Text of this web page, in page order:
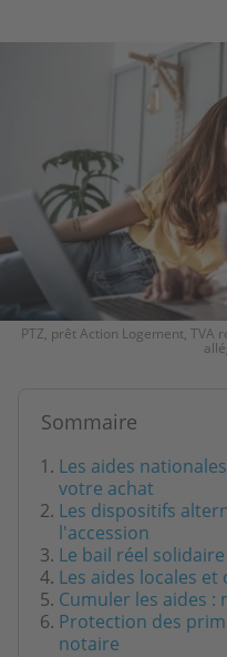
PTZ, prêt Action Logement, TVA
Sommaire
Les aides
votre achat
Les dispositifs
l'accession
Le bail réel solidaire
Les aides locales
Cumuler les aides :
Protection des
notaire